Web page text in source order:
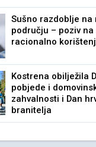
Sušno razdoblje na
području – poziv na
racionalno
Kostrena obilježila
pobjede i
zahvalnosti i Dan
branitelja